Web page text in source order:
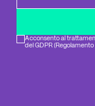
Acconsento al
del GDPR